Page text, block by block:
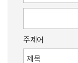
주제어